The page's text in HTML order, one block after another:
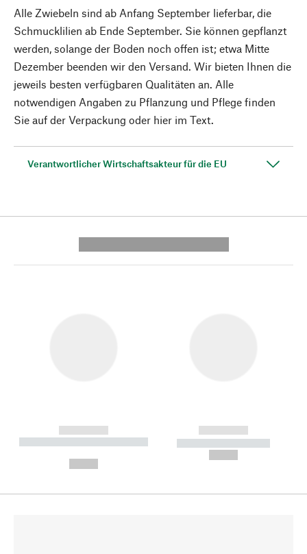
Alle Zwiebeln sind ab Anfang September lieferbar, die
Schmucklilien ab Ende September. Sie können gepflanzt
werden, solange der Boden noch offen ist; etwa Mitte
Dezember beenden wir den Versand. Wir bieten Ihnen die
jeweils besten verfügbaren Qualitäten an. Alle
notwendigen Angaben zu Pflanzung und Pflege finden
Sie auf der Verpackung oder hier im Text.
Verantwortlicher Wirtschaftsakteur für die EU
------------
----------- ----------- --------
------------
----------- -----------